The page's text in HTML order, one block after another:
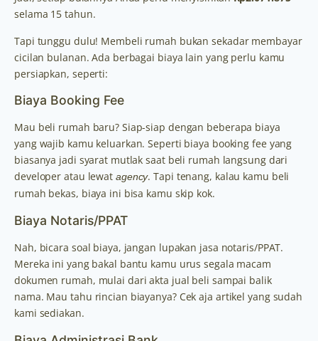
selama 15 tahun.
Tapi tunggu dulu! Membeli rumah bukan sekadar membayar
cicilan bulanan. Ada berbagai biaya lain yang perlu kamu
persiapkan, seperti:
Biaya Booking Fee
Mau beli rumah baru? Siap-siap dengan beberapa biaya
yang wajib kamu keluarkan. Seperti biaya booking fee yang
biasanya jadi syarat mutlak saat beli rumah langsung dari
developer atau lewat agency. Tapi tenang, kalau kamu beli
rumah bekas, biaya ini bisa kamu skip kok.
Biaya Notaris/PPAT
Nah, bicara soal biaya, jangan lupakan jasa notaris/PPAT.
Mereka ini yang bakal bantu kamu urus segala macam
dokumen rumah, mulai dari akta jual beli sampai balik
nama. Mau tahu rincian biayanya? Cek aja artikel yang sudah
kami sediakan.